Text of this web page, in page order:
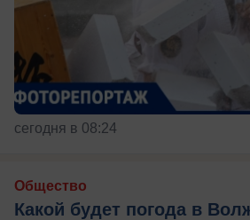
сегодня в 08:24
Общество
Какой будет погода в